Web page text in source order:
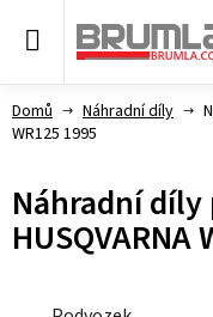
Domů Náhradní díly
WR125 1995
Náhradní
HUSQVARNA